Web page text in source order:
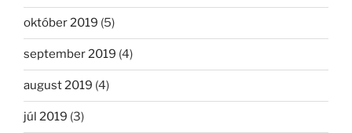
október 2019 (5)
september 2019 (4)
august 2019 (4)
júl 2019 (3)